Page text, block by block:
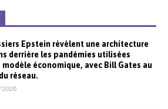
Epstein révèlent une architecture
derrière les pandémies utilisées
modèle économique, avec Bill Gates au
réseau.